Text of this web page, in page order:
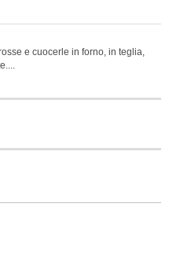
e cuocerle in forno, in teglia,